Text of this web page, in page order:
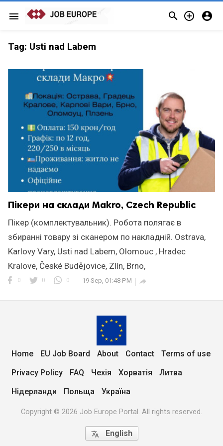
menu   
of use
Нідерланди
Tag: Usti nad Labem
Пікери на склади Makro, Czech Republic
Пікер (комплектувальник). Робота полягає в
збиранні товару зі сканером по накладній. Ostrava,
Karlovy Vary, Usti nad Labem, Olomouc , Hradec
Kralove, České Budějovice, Zlín, Brno,
0 0 0 19 Sep, 01:48 PM 
Home EU Job Board About Contact
Terms of use
Privacy Policy
FAQ Чехія Хорватія
Литва
Нідерланди
Польща Україна
Copyright © 2026 Job Europe Portal. All rights reserved.
 English